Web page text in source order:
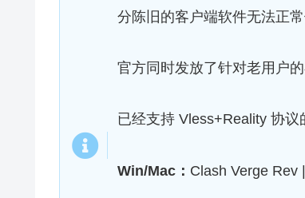
分陈旧的客户端软件无法正
官方同时发放了针对老用户的
已经支持 Vless+Reality 协议
Win/Mac： Clash Verge Rev